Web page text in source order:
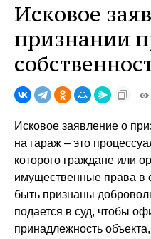
Исковое
признании
Исковое заявление о
на гараж – это
которого граждане или
имущественные права в
быть признаны
подается в суд, чтобы
принадлежность